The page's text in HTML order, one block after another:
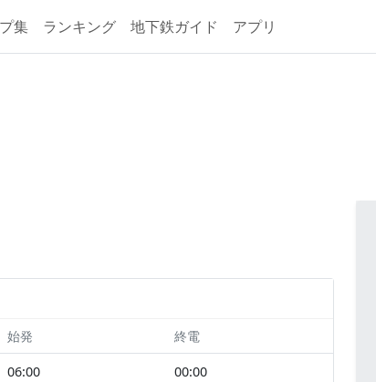
集 ランキング 地下鉄ガイド アプリ
始発 終電
06:00 00:00